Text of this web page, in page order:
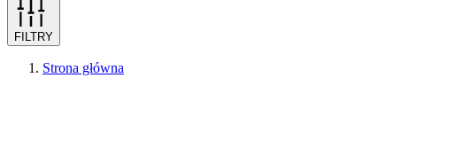
FILTRY
Strona główna